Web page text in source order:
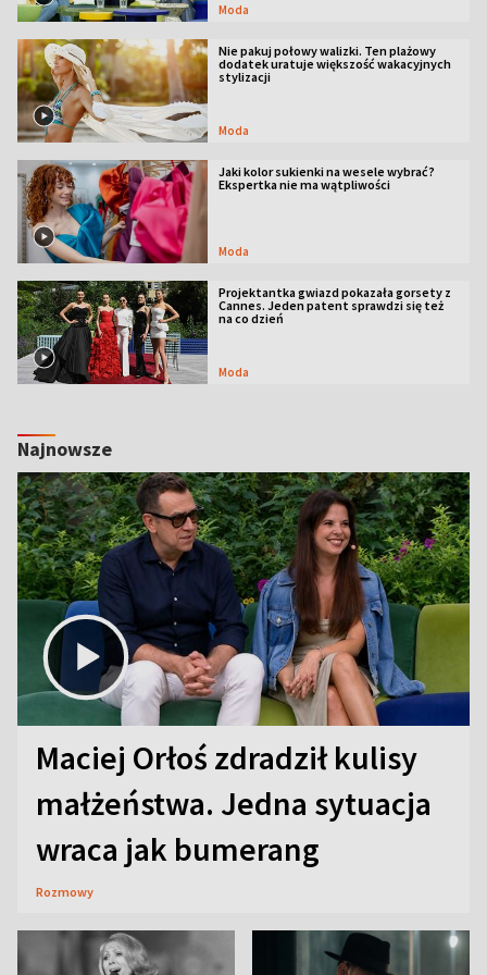
Moda
Nie pakuj połowy walizki. Ten plażowy
dodatek uratuje większość wakacyjnych
stylizacji
Moda
Jaki kolor sukienki na wesele wybrać?
Ekspertka nie ma wątpliwości
Moda
Projektantka gwiazd pokazała gorsety z
Cannes. Jeden patent sprawdzi się też
na co dzień
Moda
Najnowsze
Maciej Orłoś zdradził kulisy
małżeństwa. Jedna sytuacja
wraca jak bumerang
Rozmowy